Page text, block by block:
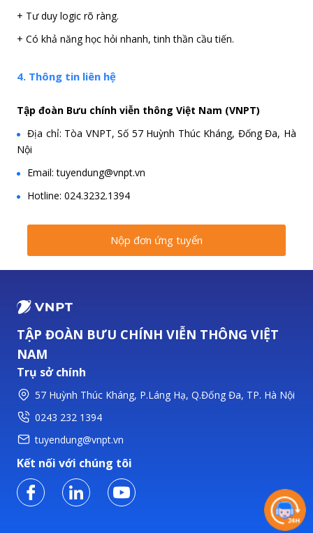
+ Tư duy logic rõ ràng.
+ Có khả năng học hỏi nhanh, tinh thần cầu tiến.
4. Thông tin liên hệ
Tập đoàn Bưu chính viễn thông Việt Nam (VNPT)
Địa chỉ: Tòa VNPT, Số 57 Huỳnh Thúc Kháng, Đống Đa, Hà
Nội
Email: tuyendung@vnpt.vn
Hotline: 024.3232.1394
Nộp đơn ứng tuyển
TẬP ĐOÀN BƯU CHÍNH VIỄN THÔNG VIỆT
NAM
Trụ sở chính
57 Huỳnh Thúc Kháng, P.Láng Hạ, Q.Đống Đa, TP. Hà Nội
0243 232 1394
tuyendung@vnpt.vn
Kết nối với chúng tôi